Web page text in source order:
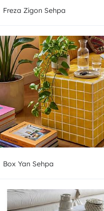
Freza Zigon Sehpa
Box Yan Sehpa